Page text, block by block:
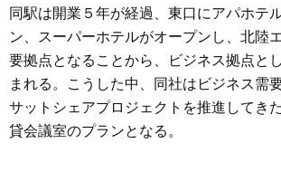
同駅は開業５年が経過、東口にアパホテ
ン、スーパーホテルがオープンし、北陸
要拠点となることから、ビジネス拠点と
まれる。こうした中、同社はビジネス需
サットシェアプロジェクトを推進してき
貸会議室のプランとなる。